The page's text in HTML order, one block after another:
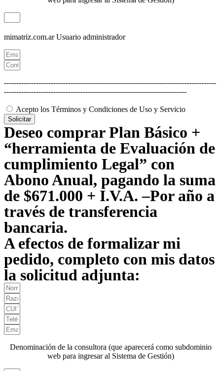
mimatriz.com.ar Usuario administrador
--------------------------------------------------------------------------------------
--------------------------------------------------------------------------
Acepto los Términos y Condiciones de Uso y Servicio
Solicitar
Deseo comprar Plan Básico +
“herramienta de Evaluación de
cumplimiento Legal” con
Abono Anual, pagando la suma
de $671.000 + I.V.A. –Por año a
través de transferencia
bancaria.
A efectos de formalizar mi
pedido, completo con mis datos
la solicitud adjunta:
Denominación de la consultora (que aparecerá como subdominio
web para ingresar al Sistema de Gestión)